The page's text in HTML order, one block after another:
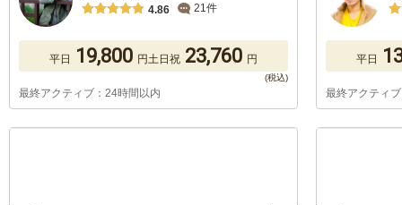
4.86
21件
平日 19,800 円土日祝 23,760 円
最終アクティブ：24時間以内
平日
最終アクティ